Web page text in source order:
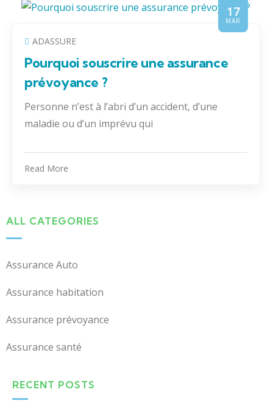
17
MAR
ADASSURE
Pourquoi souscrire une assurance
prévoyance ?
Personne n’est à l’abri d’un accident, d’une
maladie ou d’un imprévu qui
Read More
ALL CATEGORIES
Assurance Auto
Assurance habitation
Assurance prévoyance
Assurance santé
RECENT POSTS